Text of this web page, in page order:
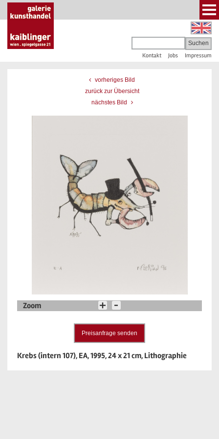
Kontakt Jobs Impressum
vorheriges Bild
zurück zur Übersicht
nächstes Bild
Zoom
Preisanfrage senden
Krebs (intern 107), EA, 1995, 24 x 21 cm, Lithographie